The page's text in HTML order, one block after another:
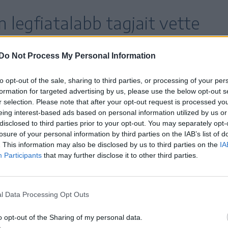
Do Not Process My Personal Information
opt-out of the sale, sharing to third parties, or processing of your
for targeted advertising by us, please use the below opt-out
selection. Please note that after your opt-out request is processed
interest-based ads based on personal information utilized by us
to third parties prior to your opt-out. You may separately
of your personal information by third parties on the IAB’s list of
This information may also be disclosed by us to third parties on the
Participants that may further disclose it to other third parties.
Data Processing Opt Outs
opt-out of the Sharing of my personal data.
legfiatalabb tagjait vette
énekesnő telt házas koncertjének végén
Manchester Arena előcsarnokában, a
amikor ezrek távoztak az előadásról.
tizenéves, illetve még fiatalabb gyermek is
a halálos áldozatok között